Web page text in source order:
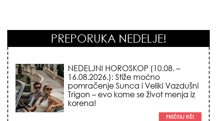
PREPORUKA NEDELJE!
NEDELJNI HOROSKOP (10.08. –
16.08.2026.): Stiže moćno
pomračenje Sunca i Veliki Vazdušni
Trigon – evo kome se život menja iz
korena!